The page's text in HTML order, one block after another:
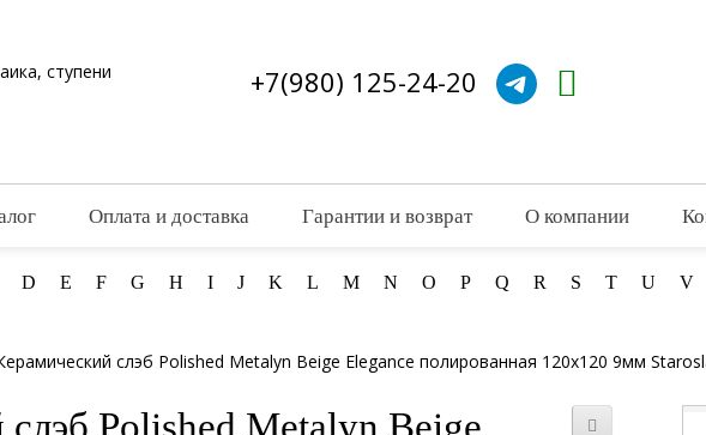
ступени
+7(980) 125-24-20
Оплата и доставка Гарантии и возврат О компании
D E F G H I J K L M N O P Q R S T U V
слэб Polished Metalyn Beige Elegance полированная 120x120 9мм